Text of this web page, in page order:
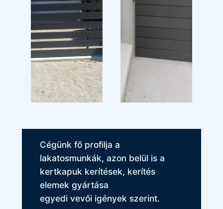
Cégünk fő profilja a
lakatosmunkák, azon belül is a
kertkapuk kerítések, kerítés
elemek gyártása
egyedi vevői igények szerint.